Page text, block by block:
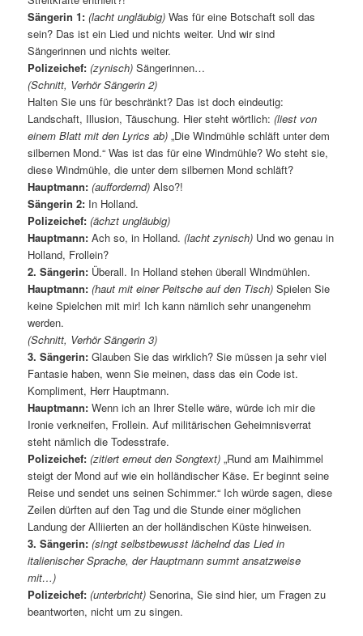
Sängerin 1: (lacht ungläubig) Was für eine Botschaft soll das
sein? Das ist ein Lied und nichts weiter. Und wir sind
Sängerinnen und nichts weiter.
Polizeichef: (zynisch) Sängerinnen…
(Schnitt, Verhör Sängerin 2)
Halten Sie uns für beschränkt? Das ist doch eindeutig:
Landschaft, Illusion, Täuschung. Hier steht wörtlich:(liest von
einem Blatt mit den Lyrics ab)„Die Windmühle schläft unter dem
silbernen Mond.“ Was ist das für eine Windmühle? Wo steht sie,
diese Windmühle, die unter dem silbernen Mond schläft?
Hauptmann: (auffordernd) Also?!
Sängerin 2: In Holland.
Polizeichef: (ächzt ungläubig)
Hauptmann: Ach so, in Holland.(lacht zynisch) Und wo genau in
Holland, Frollein?
2. Sängerin: Überall. In Holland stehen überall Windmühlen.
Hauptmann: (haut mit einer Peitsche auf den Tisch) Spielen Sie
keine Spielchen mit mir! Ich kann nämlich sehr unangenehm
werden.
(Schnitt, Verhör Sängerin 3)
3. Sängerin: Glauben Sie das wirklich? Sie müssen ja sehr viel
Fantasie haben, wenn Sie meinen, dass das ein Code ist.
Kompliment, Herr Hauptmann.
Hauptmann: Wenn ich an Ihrer Stelle wäre, würde ich mir die
Ironie verkneifen, Frollein. Auf militärischen Geheimnisverrat
steht nämlich die Todesstrafe.
Polizeichef: (zitiert erneut den Songtext) „Rund am Maihimmel
steigt der Mond auf wie ein holländischer Käse. Er beginnt seine
Reise und sendet uns seinen Schimmer.“ Ich würde sagen, diese
Zeilen dürften auf den Tag und die Stunde einer möglichen
Landung der Alliierten an der holländischen Küste hinweisen.
3. Sängerin: (singt selbstbewusst lächelnd das Lied in
italienischer Sprache, der Hauptmann summt ansatzweise
mit…)
Polizeichef: (unterbricht) Senorina, Sie sind hier, um Fragen zu
beantworten, nicht um zu singen.